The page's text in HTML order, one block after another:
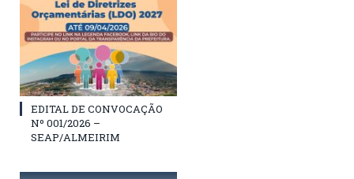
EDITAL DE CONVOCAÇÃO
Nº 001/2026 –
SEAP/ALMEIRIM